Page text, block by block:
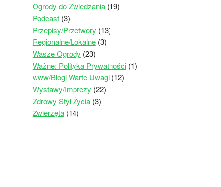
Ogrody do Zwiedzania(19)
Podcast(3)
Przepisy/Przetwory (13)
Regionalne/Lokalne(3)
Wasze Ogrody (23)
Ważne: Polityka Prywatności(1)
www/Blogi Warte Uwagi(12)
Wystawy/Imprezy (22)
Zdrowy Styl Życia(3)
Zwierzęta(14)